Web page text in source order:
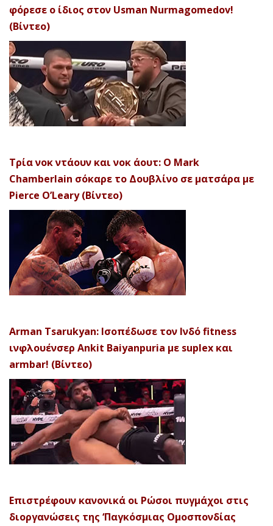
φόρεσε ο ίδιος στον Usman Nurmagomedov!
(Βίντεο)
Τρία νοκ ντάουν και νοκ άουτ: Ο Mark
Chamberlain σόκαρε το Δουβλίνο σε ματσάρα με
Pierce O’Leary (Βίντεο)
Arman Tsarukyan: Ισοπέδωσε τον Ινδό fitness
ινφλουένσερ Ankit Baiyanpuria με suplex και
armbar! (Βίντεο)
Επιστρέφουν κανονικά οι Ρώσοι πυγμάχοι στις
διοργανώσεις της ‘Παγκόσμιας Ομοσπονδίας